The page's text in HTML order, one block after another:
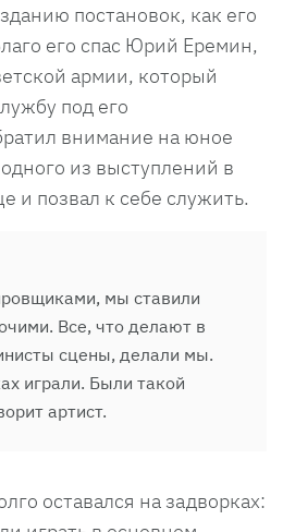
постановок, как его
его спас Юрий Еремин,
армии, который
под его
внимание на юное
из выступлений в
и позвал к себе служить.
мы ставили
Все, что делают в
сцены, делали мы.
играли. Были такой
артист.
оставался на задворках: